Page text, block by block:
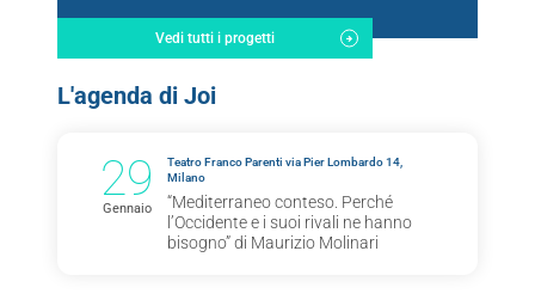
Vedi tutti i progetti
L'agenda di Joi
29
Gennaio
Teatro Franco Parenti via Pier Lombardo 14,
Milano
“Mediterraneo conteso. Perché
l’Occidente e i suoi rivali ne hanno
bisogno” di Maurizio Molinari